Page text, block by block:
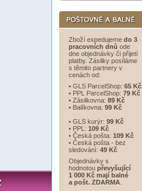
Zboží expedujeme do 3
pracovních dnů ode
dne objednávky či přijetí
platby. Zásilky posíláme
s těmito partnery v
cenách od:
• GLS ParcelShop: 65 Kč
• PPL ParcelShop: 79 Kč
• Zásilkovna: 89 Kč
• Balíkovna: 99 Kč
• GLS kurýr: 99 Kč
• PPL: 109 Kč
• Česká pošta: 109 Kč
• Česká pošta - bez
sledování: 49 Kč
Objednávky s
hodnotou převyšující
1 000 Kč mají balné
a pošt. ZDARMA